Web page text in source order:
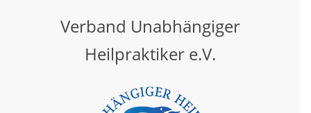
Verband Unabhängiger
Heilpraktiker e.V.